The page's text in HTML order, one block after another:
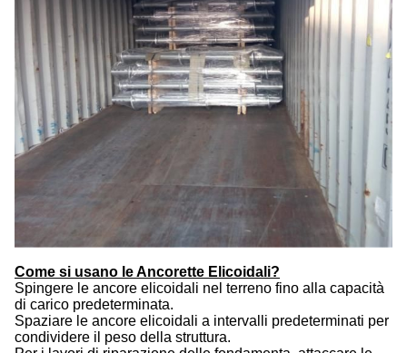
Come si usano le Ancorette Elicoidali?
Spingere le ancore elicoidali nel terreno fino alla capacità
di carico predeterminata.
Spaziare le ancore elicoidali a intervalli predeterminati per
condividere il peso della struttura.